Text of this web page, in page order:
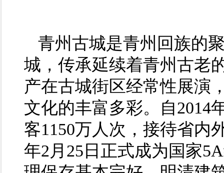
青州古城是青州回族的
城，传承延续着青州古老
产在古城街区经常性展演
文化的丰富多彩。自2014
客1150万人次，接待省内
年2月25日正式成为国家